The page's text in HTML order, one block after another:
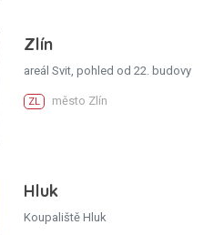
Zlín
areál Svit, pohled od 22. budovy
ZL město Zlín
Hluk
Koupaliště Hluk